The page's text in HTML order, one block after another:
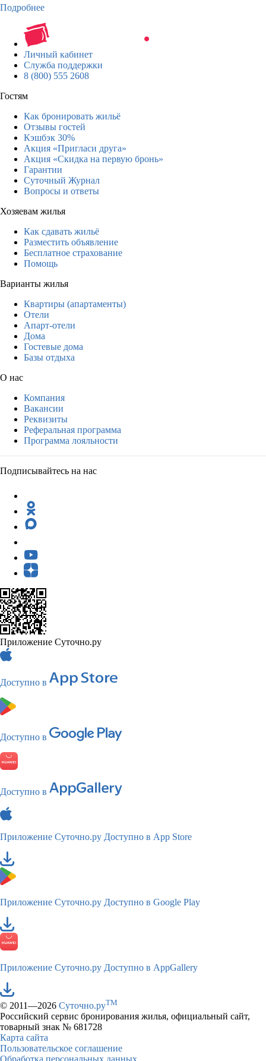
Подробнее
Личный кабинет
Служба поддержки
8 (800) 555 2608
Гостям
Как бронировать жильё
Отзывы гостей
Кэшбэк 30%
Акция «Пригласи друга»
Акция «Скидка на первую бронь»
Гарантии
Суточный Журнал
Вопросы и ответы
Хозяевам жилья
Как сдавать жильё
Разместить объявление
Бесплатное страхование
Помощь
Варианты жилья
Квартиры (апартаменты)
Отели
Апарт-отели
Дома
Гостевые дома
Базы отдыха
О нас
Компания
Вакансии
Реквизиты
Реферальная программа
Программа лояльности
Подписывайтесь на нас
Приложение Суточно.ру
Доступно в
Доступно в
Доступно в
Приложение Суточно.ру Доступно в App Store
Приложение Суточно.ру Доступно в Google Play
Приложение Суточно.ру Доступно в AppGallery
© 2011—2026 Суточно.руTM
Российский сервис бронирования жилья, официальный сайт,
товарный знак № 681728
Карта сайта
Пользовательское соглашение